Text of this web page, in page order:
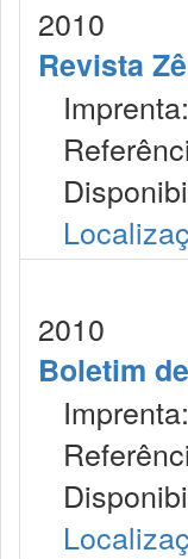
2010
Revista
2010
Boletim